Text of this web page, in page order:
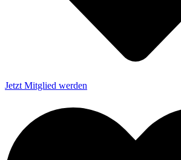
Jetzt Mitglied werden